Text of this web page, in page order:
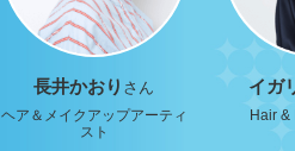
長井かおり さん
ヘア＆メイクアップアーティ
スト
イガ
Hair &